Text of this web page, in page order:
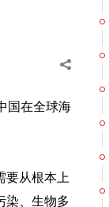
国在全球海
要从根本上
染、生物多